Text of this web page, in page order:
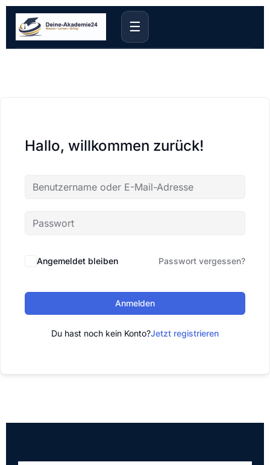
☰
Hallo, willkommen zurück!
Angemeldet bleiben Passwort vergessen?
Anmelden
Du hast noch kein Konto?Jetzt registrieren